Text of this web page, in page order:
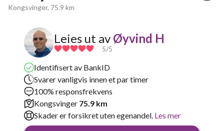
Kongsvinger, 75.9 km
Leies ut av Øyvind H
5/5
Identifisert av BankID
Svarer vanligvis innen et par timer
100% responsfrekvens
Kongsvinger 75.9 km
Skader er forsikret uten egenandel. Les mer